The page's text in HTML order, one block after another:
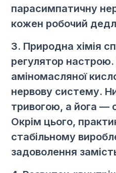
парасимпатичну
кожен робочий
3. Природна хімія
регулятор
аміномасляної
нервову систему.
тривогою, а йога —
Окрім цього,
стабільному
задоволення